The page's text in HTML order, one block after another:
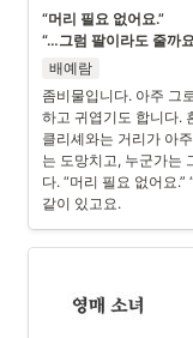
“머리 필요 없어요.”
“…그럼 팔이라도 줄까
배예람
좀비물입니다. 아주 그
하고 귀엽기도 합니다.
클리셰와는 거리가 아
는 도망치고, 누군가는
다. “머리 필요 없어요
같이 있고요.